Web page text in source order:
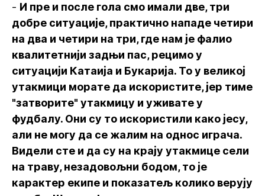
- И пре и после гола смо имали две, три
добре ситуације, практично нападе четири
на два и четири на три, где нам је фалио
квалитетнији задњи пас, рецимо у
ситуацији Катаија и Букарија. То у великој
утакмици морате да искористите, јер тиме
"затворите" утакмицу и уживате у
фудбалу. Они су то искористили како јесу,
али не могу да се жалим на однос играча.
Видели сте и да су на крају утакмице сели
на траву, незадовољни бодом, то је
карактер екипе и показатељ колико верују